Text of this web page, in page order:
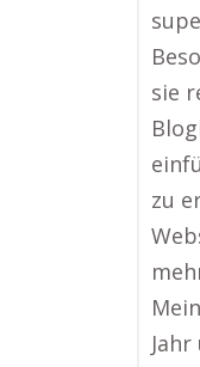
sie
zu